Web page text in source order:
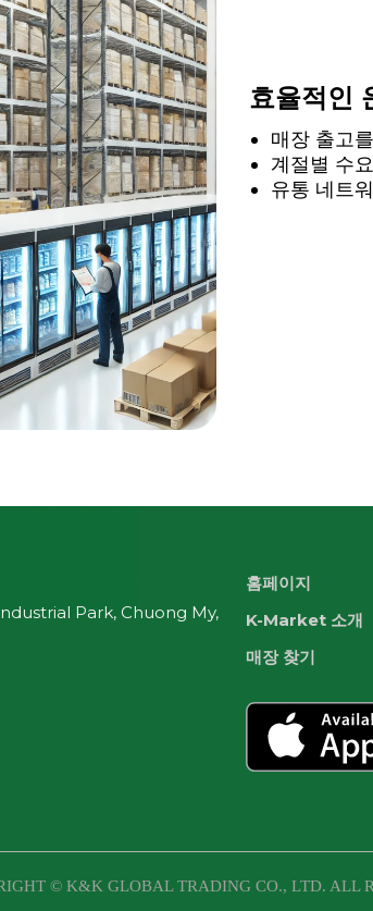
효율적인
매장 출고
계절별 수
유통 네트
Park, Chuong My,
홈페이지
K-Market 소개
매장 찾기
© K&K GLOBAL TRADING CO., LTD. ALL